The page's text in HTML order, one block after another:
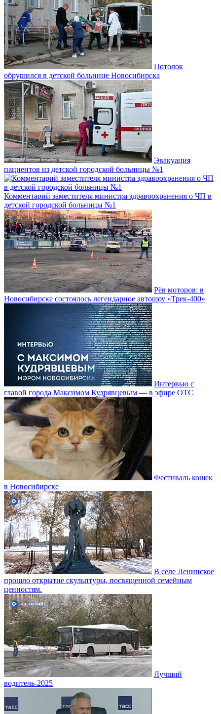
Потолок
обрушился в детской больнице Новосибирска
Эвакуация
пациентов из детской городской больницы №1
Комментарий заместителя министра здравоохранения о ЧП в
детской городской больницы №1
Рёв моторов: в
Новосибирске состоялось легендарное автошоу «Трек-400»
Интервью с
главой города Максимом Кудрявцевым — в эфире ОТС
Фестиваль кошек
в Новосибирске
В селе Ленинское
прошло открытие скульптуры, посвященной семейным
ценностям.
Лучший
водитель-2025